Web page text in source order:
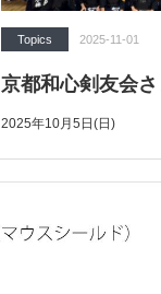
Topics 2025-11-01
京都和心剣友会
2025年10月5日(日)